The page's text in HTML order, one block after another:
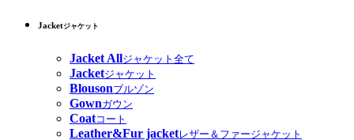
Jacketジャケット
Jacket Allジャケット全て
Jacketジャケット
Blousonブルゾン
Gownガウン
Coatコート
Leather&Fur jacketレザー＆ファージャケット